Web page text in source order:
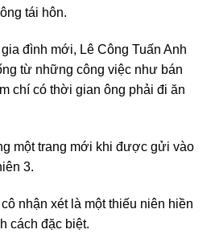
tái hôn.
đình mới, Lê Công Tuấn Anh
từ những công việc như bán
chí có thời gian ông phải đi ăn
một trang mới khi được gửi vào
3.
nhận xét là một thiếu niên hiền
cách đặc biệt.